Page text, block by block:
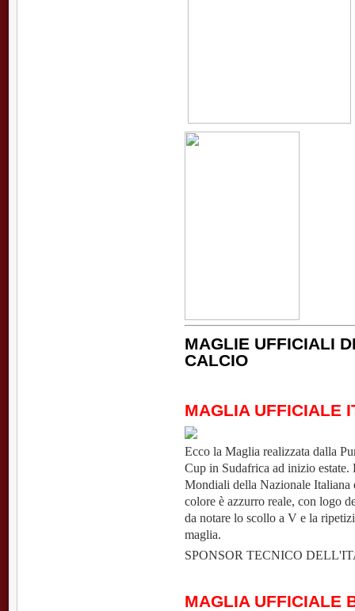
MAGLIE UFFICIALI
CALCIO
MAGLIA UFFICIALE
Ecco la Maglia realizzata dalla
Cup in Sudafrica ad inizio
Mondiali della Nazionale
colore è azzurro reale, con logo
da notare lo scollo a V e la
maglia.
SPONSOR TECNICO
MAGLIA UFFICIALE